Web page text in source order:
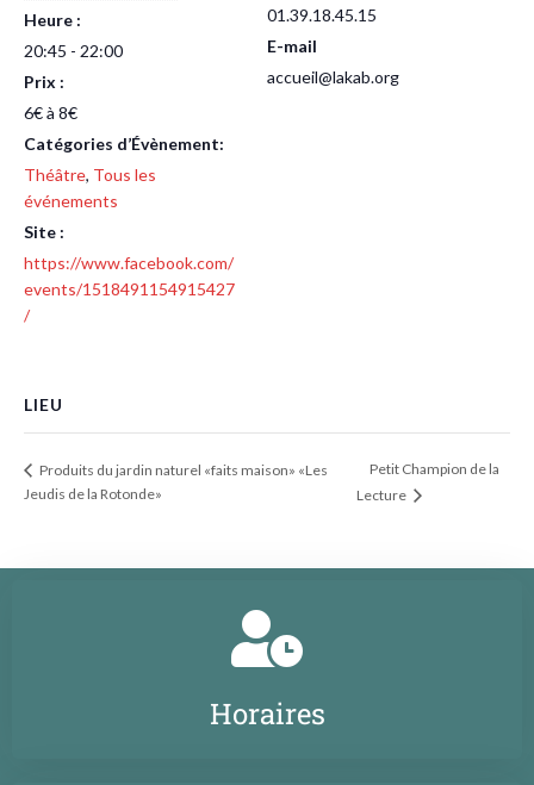
Heure :
20:45 - 22:00
Prix :
6€ à 8€
Catégories d’Évènement:
Théâtre, Tous les
événements
Site :
https://www.facebook.com/
events/1518491154915427
/
01.39.18.45.15
E-mail
accueil@lakab.org
LIEU
Produits du jardin naturel «faits maison» «Les
Jeudis de la Rotonde»
Petit Champion de la
Lecture
Horaires